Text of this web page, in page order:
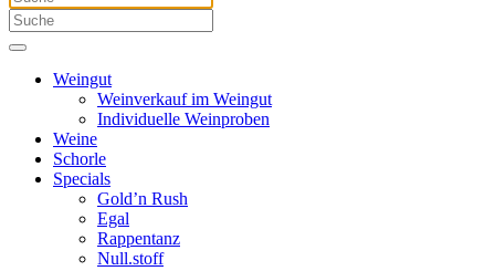
Weingut
Weinverkauf im Weingut
Individuelle Weinproben
Weine
Schorle
Specials
Gold’n Rush
Egal
Rappentanz
Null.stoff